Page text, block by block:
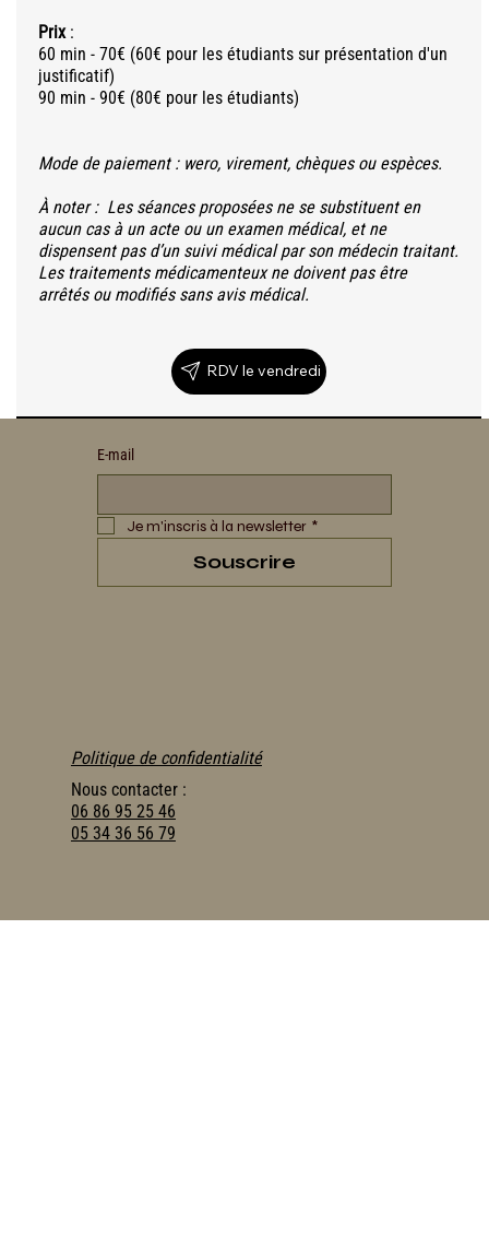
Prix ​:
60 min - 70€ (60€ pour les étudiants sur présentation d'un
justificatif)
90 min - 90€ (80€ pour les étudiants)
Mode de paiement : wero, virement, chèques ou espèces.​
À noter : Les séances proposées ne se substituent en
aucun cas à un acte ou un examen médical, et ne
dispensent pas d’un suivi médical par son médecin traitant.
Les traitements médicamenteux ne doivent pas être
arrêtés ou modifiés sans avis médical.
RDV le vendredi
Nous contacter :
06 86 95 25 46
05 34 36 56 79
E‑mail
Je m'inscris à la newsletter *
Souscrire
Politique de confidentialité